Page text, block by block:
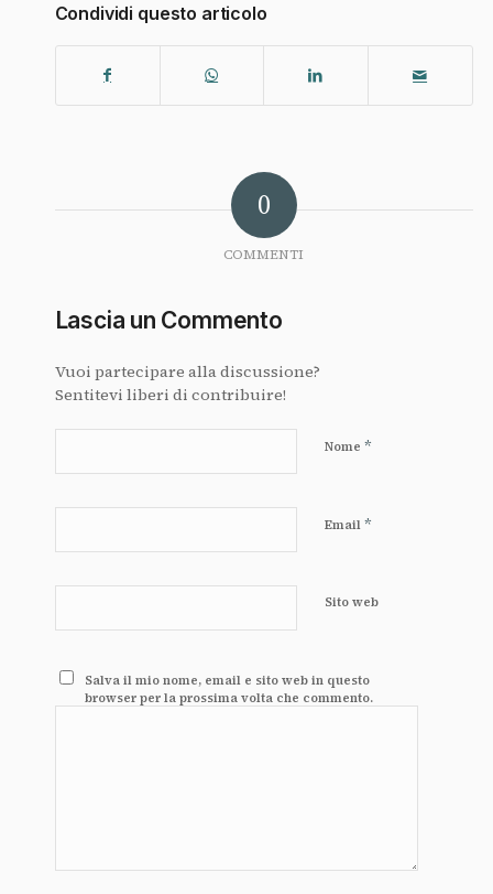
Condividi questo articolo
0
COMMENTI
Lascia un Commento
Vuoi partecipare alla discussione?
Sentitevi liberi di contribuire!
Nome *
Email *
Sito web
Salva il mio nome, email e sito web in questo
browser per la prossima volta che commento.